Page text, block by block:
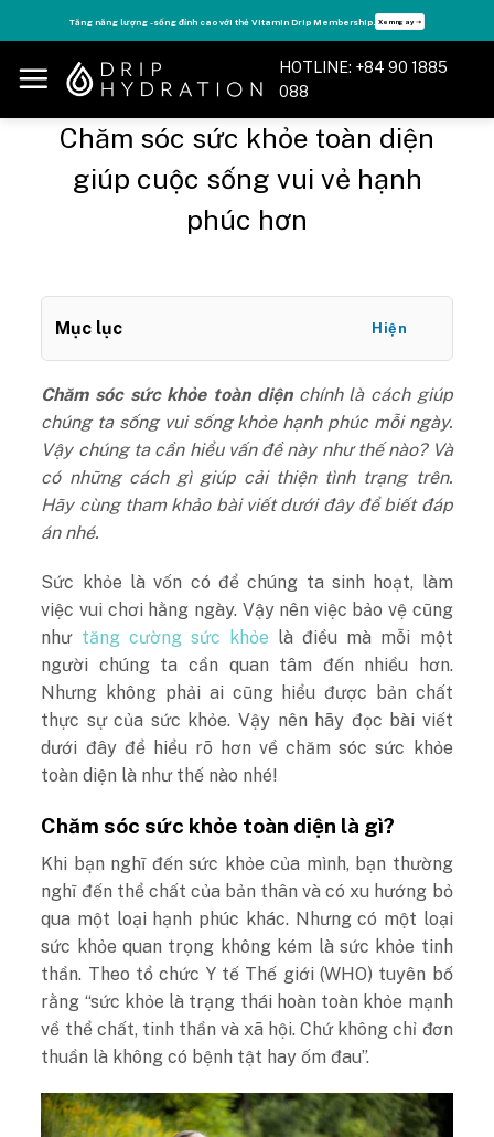
to
content
Tận hưởng nhiều quyền lợi độc quyền, chỉ DÀNH RIÊNG cho Member DripClub! Chi tiết ➝
HOTLINE: +84 90 1885
088
Chăm sóc sức khỏe toàn diện
giúp cuộc sống vui vẻ hạnh
phúc hơn
Mục lục Hiện
Chăm sóc sức khỏe toàn diệnchính là cách giúp
chúng ta sống vui sống khỏe hạnh phúc mỗi ngày.
Vậy chúng ta cần hiểu vấn đề này như thế nào? Và
có những cách gì giúp cải thiện tình trạng trên.
Hãy cùng tham khảo bài viết dưới đây để biết đáp
án nhé.
Sức khỏe là vốn có để chúng ta sinh hoạt, làm
việc vui chơi hằng ngày. Vậy nên việc bảo vệ cũng
như tăng cường sức khỏe là điều mà mỗi một
người chúng ta cần quan tâm đến nhiều hơn.
Nhưng không phải ai cũng hiểu được bản chất
thực sự của sức khỏe. Vậy nên hãy đọc bài viết
dưới đây để hiểu rõ hơn về chăm sóc sức khỏe
toàn diện là như thế nào nhé!
Chăm sóc sức khỏe toàn diện là gì?
Khi bạn nghĩ đến sức khỏe của mình, bạn thường
nghĩ đến thể chất của bản thân và có xu hướng bỏ
qua một loại hạnh phúc khác. Nhưng có một loại
sức khỏe quan trọng không kém là sức khỏe tinh
thần. Theo tổ chức Y tế Thế giới (WHO) tuyên bố
rằng “sức khỏe là trạng thái hoàn toàn khỏe mạnh
về thể chất, tinh thần và xã hội. Chứ không chỉ đơn
thuần là không có bệnh tật hay ốm đau”.